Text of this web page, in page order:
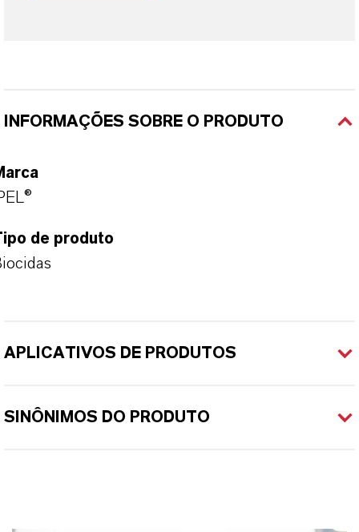
INFORMAÇÕES SOBRE O PRODUTO
de produto
APLICATIVOS DE PRODUTOS
SINÔNIMOS DO PRODUTO